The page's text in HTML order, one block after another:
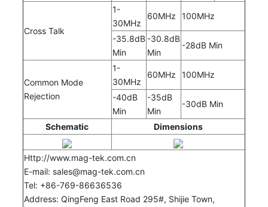
Cross Talk
1-
30MHz
60MHz 100MHz
-35.8dB
Min
-30.8dB
Min
-28dB Min
Common Mode
Rejection
1-
30MHz
60MHz 100MHz
-40dB
Min
-35dB
Min
-30dB Min
Schematic Dimensions
Http://www.mag-tek.com.cn
E-mail: sales@mag-tek.com.cn
Tel: +86-769-86636536
Address: QingFeng East Road 295#, Shijie Town,